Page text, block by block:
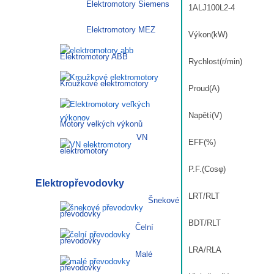
množství
1ALJ100L2-4
Výkon(kW)
Rychlost(r/min)
Proud(A)
Napětí(V)
EFF(%)
P.F.(Cosφ)
LRT/RLT
BDT/RLT
LRA/RLA
Elektromotory Siemens
Elektromotory MEZ
Elektromotory ABB
Kroužkové elektromotory
Motory velkých výkonů
VN
elektromotory
Elektropřevodovky
Šnekové
převodovky
Čelní
převodovky
Malé
převodovky